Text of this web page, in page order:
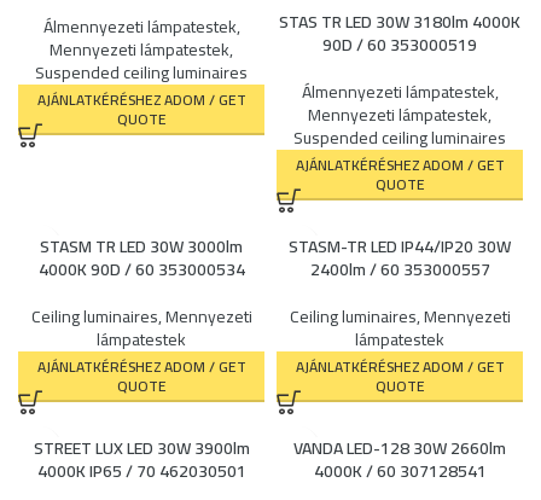
Álmennyezeti lámpatestek,
Mennyezeti lámpatestek,
Suspended ceiling luminaires
AJÁNLATKÉRÉSHEZ ADOM / GET
QUOTE
STAS TR LED 30W 3180lm 4000K
90D / 60 353000519
Álmennyezeti lámpatestek,
Mennyezeti lámpatestek,
Suspended ceiling luminaires
AJÁNLATKÉRÉSHEZ ADOM / GET
QUOTE
STASM TR LED 30W 3000lm
4000K 90D / 60 353000534
Ceiling luminaires,Mennyezeti
lámpatestek
AJÁNLATKÉRÉSHEZ ADOM / GET
QUOTE
STASM-TR LED IP44/IP20 30W
2400lm / 60 353000557
Ceiling luminaires,Mennyezeti
lámpatestek
AJÁNLATKÉRÉSHEZ ADOM / GET
QUOTE
STREET LUX LED 30W 3900lm
4000K IP65 / 70 462030501
VANDA LED-128 30W 2660lm
4000K / 60 307128541